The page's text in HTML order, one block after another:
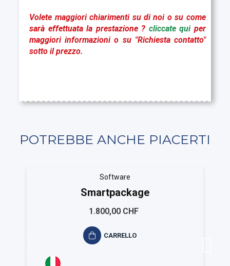
Volete maggiori chiarimenti su di noi o su come
sarà effettuata la prestazione ? cliccate qui per
maggiori informazioni o su "Richiesta contatto"
sotto il prezzo.
POTREBBE ANCHE PIACERTI
Software
Smartpackage
1.800,00 CHF
CARRELLO